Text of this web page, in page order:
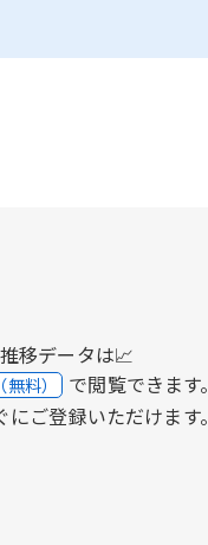
移データは📈
無料） で閲覧できます。
ご登録いただけます。